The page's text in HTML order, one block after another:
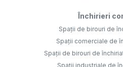
Închirieri
Spații de birouri de
Spații comerciale de
Spații de birouri de
Spații industriale de